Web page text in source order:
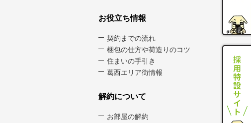
お役立ち情報
契約までの流れ
梱包の仕方や荷造りのコツ
住まいの手引き
葛西エリア街情報
解約について
お部屋の解約